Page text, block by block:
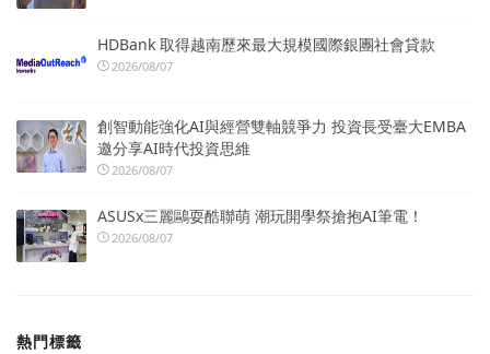
HDBank 取得越南歷來最大規模國際銀團社會貸款
2026/08/07
創智動能強化AI與經營雙軸競爭力 投資長受臺大EMBA
邀分享AI時代投資思維
2026/08/07
ASUSx三麗鷗耍酷聯萌 潮玩開學祭搶抱AI筆電！
2026/08/07
熱門標籤